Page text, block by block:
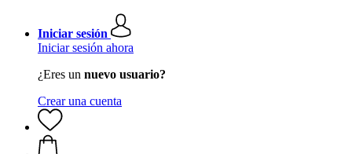
Iniciar sesión
Iniciar sesión ahora
¿Eres un nuevo usuario?
Crear una cuenta